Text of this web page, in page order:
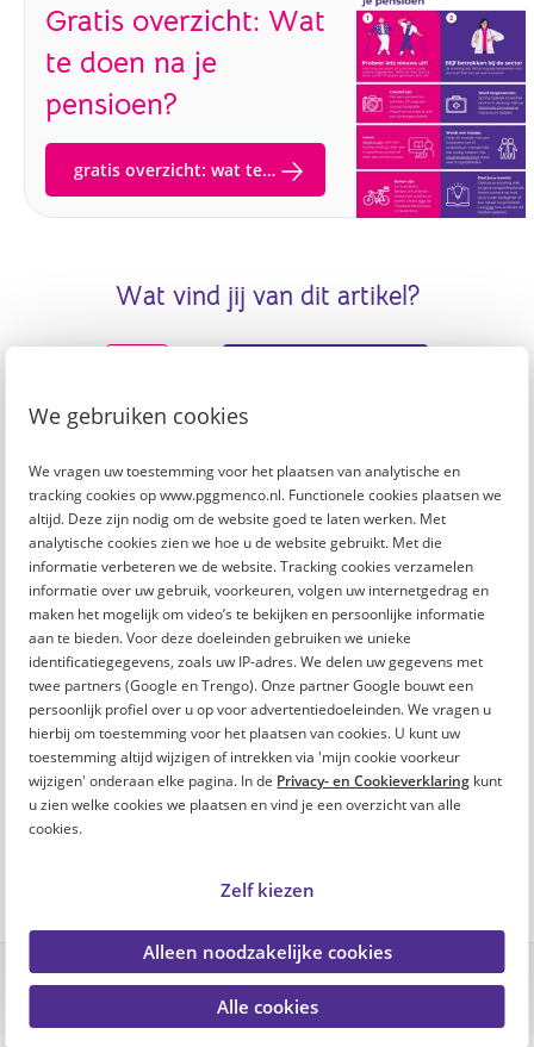
We gebruiken cookies
We vragen uw toestemming voor het plaatsen van analytische en
tracking cookies op www.pggmenco.nl. Functionele cookies plaatsen we
altijd. Deze zijn nodig om de website goed te laten werken. Met
analytische cookies zien we hoe u de website gebruikt. Met die
informatie verbeteren we de website. Tracking cookies verzamelen
informatie over uw gebruik, voorkeuren, volgen uw internetgedrag en
maken het mogelijk om video’s te bekijken en persoonlijke informatie
aan te bieden. Voor deze doeleinden gebruiken we unieke
identificatiegegevens, zoals uw IP-adres. We delen uw gegevens met
twee partners (Google en Trengo). Onze partner Google bouwt een
persoonlijk profiel over u op voor advertentiedoeleinden. We vragen u
hierbij om toestemming voor het plaatsen van cookies. U kunt uw
toestemming altijd wijzigen of intrekken via 'mijn cookie voorkeur
wijzigen' onderaan elke pagina. In de Privacy- en Cookieverklaring kunt
u zien welke cookies we plaatsen en vind je een overzicht van alle
cookies.
Zelf kiezen
Alleen noodzakelijke cookies
Alle cookies
Gratis overzicht: Wat
te doen na je
pensioen?
gratis overzicht: wat te doen na je pensioen
Wat vind jij van dit artikel?
Dit vind je misschien ook leuk
Deze bijzondere hobby’s pakt Arlien op nu ze met
pensioen is
3x leuke dingen om te doen tijdens je pensioen
7 x bijzonder vrijwilligerswerk om te doen tijdens je
pensioen
Leuke hobby's pensioen